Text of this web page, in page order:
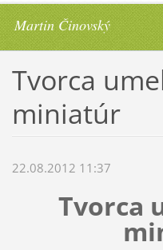
Martin Činovský
Tvorca
miniatúr
22.08.2012 11:37
Tvorca